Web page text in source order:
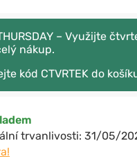
– Využijte
nákup.
kód CTVRTEK do
trvanlivosti: 31/05/